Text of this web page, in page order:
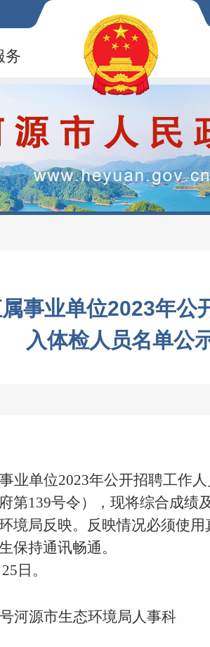
务
事业单位2023年公
入体检人员名单公
业单位2023年公开招聘工作
第139号令），现将综合成绩
境局反映。反映情况必须使
保持通讯畅通。
日。
河源市生态环境局人事科